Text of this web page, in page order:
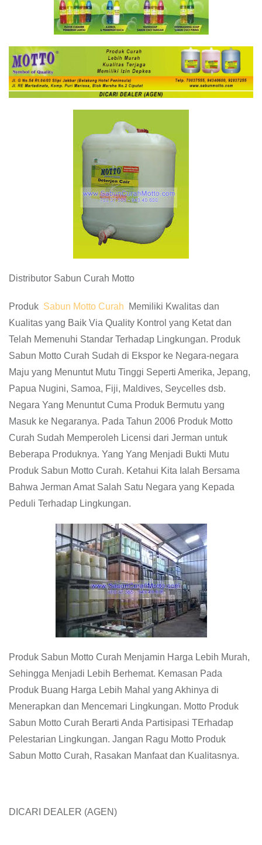
Distributor Sabun Curah Motto
Produk Sabun Motto Curah
Memiliki Kwalitas dan
Kualitas yang Baik Via Quality Kontrol yang Ketat dan
Telah Memenuhi Standar Terhadap Lingkungan. Produk
Sabun Motto Curah Sudah di Ekspor ke Negara-negara
Maju yang Menuntut Mutu Tinggi Seperti Amerika, Jepang,
Papua Nugini, Samoa, Fiji, Maldives, Seycelles dsb.
Negara Yang Menuntut Cuma Produk Bermutu yang
Masuk ke Negaranya. Pada Tahun 2006 Produk Motto
Curah Sudah Memperoleh Licensi dari Jerman untuk
Beberapa Produknya. Yang Yang Menjadi Bukti Mutu
Produk Sabun Motto Curah. Ketahui Kita Ialah Bersama
Bahwa Jerman Amat Salah Satu Negara yang Kepada
Peduli Terhadap Lingkungan.
Produk Sabun Motto Curah Menjamin Harga Lebih Murah,
Sehingga Menjadi Lebih Berhemat. Kemasan Pada
Produk Buang Harga Lebih Mahal yang Akhinya di
Menerapkan dan Mencemari Lingkungan. Motto Produk
Sabun Motto Curah Berarti Anda Partisipasi TErhadap
Pelestarian Lingkungan. Jangan Ragu Motto Produk
Sabun Motto Curah, Rasakan Manfaat dan Kualitasnya.
DICARI DEALER (AGEN)